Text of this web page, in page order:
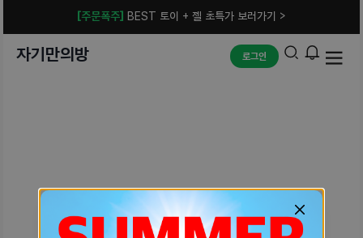
[주문폭주] BEST 토이 + 젤 초특가 보러가기 >
자기만의방 로그인